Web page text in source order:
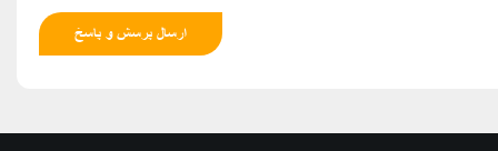
ارسال پرسش و پاسخ